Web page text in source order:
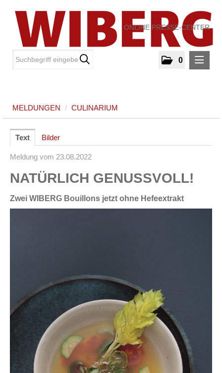
ONLINE PRESSE-CENTER
0
Culinarium
MEDIA
ÜBER UNS
KONTAKT
MELDUNGEN / CULINARIUM
Text Bilder
Meldung vom 23.08.2022
NATÜRLICH GENUSSVOLL!
Zwei WIBERG Bouillons jetzt ohne Hefeextrakt